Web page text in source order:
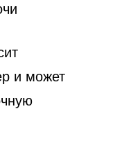
и может